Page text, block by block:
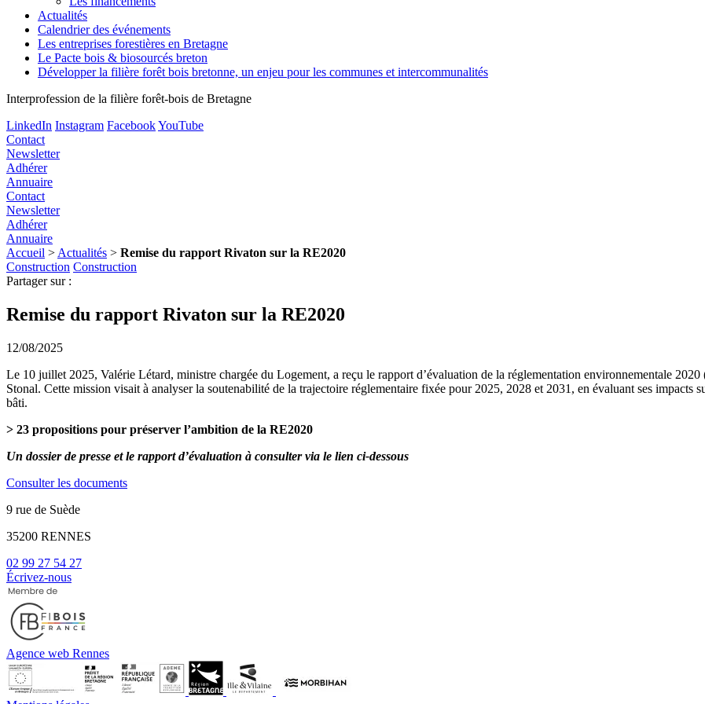
Actualités
Calendrier des événements
Les entreprises forestières en Bretagne
Le Pacte bois & biosourcés breton
Développer la filière forêt bois bretonne, un enjeu pour les communes et intercommunalités
Interprofession de la filière forêt-bois de Bretagne
LinkedIn Instagram FacebookYouTube
Contact
Newsletter
Adhérer
Annuaire
Contact
Newsletter
Adhérer
Annuaire
Accueil > Actualités > Remise du rapport Rivaton sur la RE2020
Construction Construction
Partager sur :
Remise du rapport Rivaton sur la RE2020
12/08/2025
Le 10 juillet 2025, Valérie Létard, ministre chargée du Logement, a reçu le rapport d’évaluation de la réglementation environnementale
Stonal. Cette mission visait à analyser la soutenabilité de la trajectoire réglementaire fixée pour 2025, 2028 et 2031, en évaluant ses
bâti.
> 23 propositions pour préserver l’ambition de la RE2020
Un dossier de presse et le rapport d’évaluation à consulter via le lien ci-dessous
Consulter les documents
9 rue de Suède
35200 RENNES
02 99 27 54 27
Écrivez-nous
Agence web Rennes